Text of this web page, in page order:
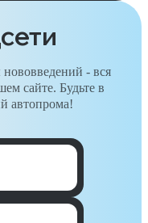
- вся
сайте. Будьте в
автопрома!